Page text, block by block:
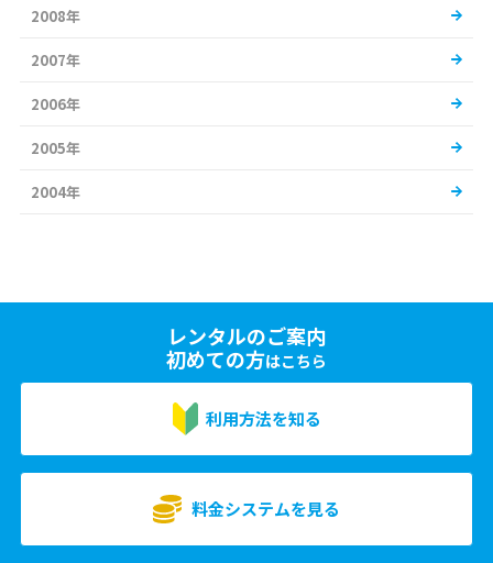
2008年
2007年
2006年
2005年
2004年
レンタルのご案内
初めての方はこちら
利用方法を知る
料金システムを見る